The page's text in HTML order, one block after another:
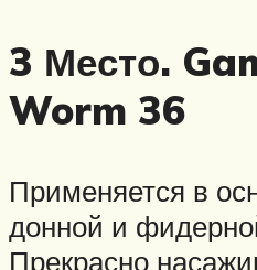
3 Место.
Worm 36
Применяется в
донной и
Прекрасно